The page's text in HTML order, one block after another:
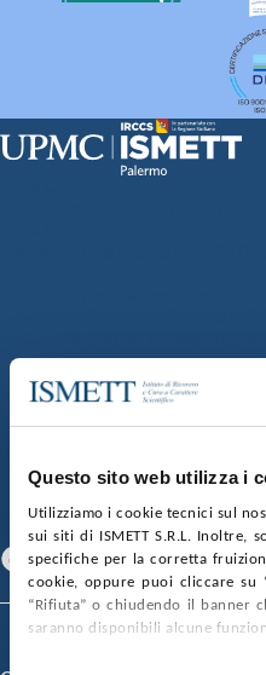
Questo sito web utilizza i
Utilizziamo i cookie tecnici sul
sui siti di ISMETT S.R.L.
specifiche per la corretta
cookie, oppure puoi cliccare su
“Rifiuta” o chiudendo il banner
saranno disponibili alcune
SOCIETÀ TRASPARENTE
GARE E CONTRATTI
CONTATTI
SEGUICI SU
Facebook Linkedin
© 2026 ISMETT (Istituto